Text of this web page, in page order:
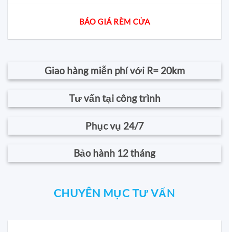
BÁO GIÁ RÈM CỬA
Giao hàng miễn phí với R= 20km
Tư vấn tại công trình
Phục vụ 24/7
Bảo hành 12 tháng
CHUYÊN MỤC TƯ VẤN